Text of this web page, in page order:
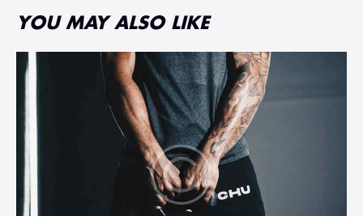
YOU MAY ALSO LIKE